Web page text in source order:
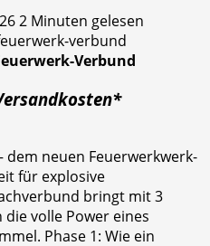
2 Minuten gelesen
Verbund
dem neuen Feuerwerkwerk-
für explosive
bringt mit 3
volle Power eines
Phase 1: Wie ein